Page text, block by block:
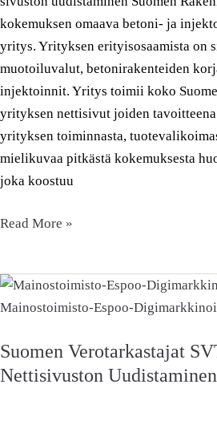
kokemuksen omaava betoni- ja
yritys. Yrityksen erityisosaamista on
muotoiluvalut, betonirakenteiden
injektoinnit. Yritys toimii koko
yrityksen nettisivut joiden
yrityksen toiminnasta,
mielikuvaa pitkästä kokemuksesta
joka koostuu
Read More »
Suomen Verotarkastajat
Nettisivuston
Suomen
Verotarkastajat
ry
–